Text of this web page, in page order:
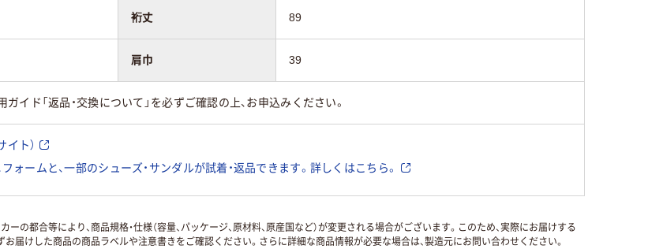
裄丈 89
肩巾 39
ガイド「返品・交換について」を必ずご確認の上、お申込みください。
ト）
ォームと、一部のシューズ・サンダルが試着・返品できます。詳しくはこちら。
都合等により、商品規格・仕様（容量、パッケージ、原材料、原産国など）が変更される場合がございます。このため、実際にお届けする
届けした商品の商品ラベルや注意書きをご確認ください。さらに詳細な商品情報が必要な場合は、製造元にお問い合わせください。